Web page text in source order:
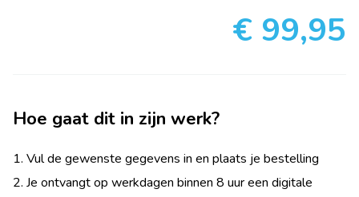
€ 99,95
Hoe gaat dit in zijn werk?
1. Vul de gewenste gegevens in en plaats je bestelling
2. Je ontvangt op werkdagen binnen 8 uur een digitale